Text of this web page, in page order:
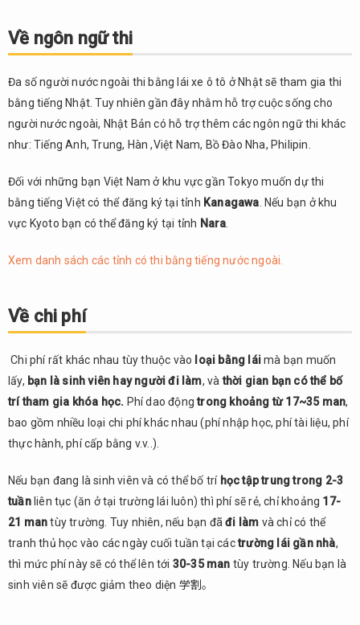
ngữ
2.
Về
chi
phí
Hình
thức
học
phổ
Nhật
Trường
hợp đã
có
lái xe ở
Việt
Tổng
kết
Về ngôn ngữ thi
Đa số người nước ngoài thi bằng lái xe ô tô ở Nhật sẽ tham gia thi
bằng tiếng Nhật. Tuy nhiên gần đây nhằm hỗ trợ cuộc sống cho
người nước ngoài, Nhật Bản có hỗ trợ thêm các ngôn ngữ thi khác
như: Tiếng Anh, Trung, Hàn ,Việt Nam, Bồ Đào Nha, Philipin.
Đối với những bạn Việt Nam ở khu vực gần Tokyo muốn dự thi
bằng tiếng Việt có thể đăng ký tại tỉnh Kanagawa . Nếu bạn ở khu
vực Kyoto bạn có thể đăng ký tại tỉnh Nara
Xem danh sách các tỉnh có thi bằng tiếng nước ngoài.
Về chi phí
Chi phí rất khác nhau tùy thuộc vào loại bằng láimà bạn muốn
lấy, bạn là sinh viên hayngười đi làm, vàthời gian bạn có thể bố
trí tham gia khóa học. Phí dao độngtrong khoảng từ 17~35 man,
bao gồm nhiều loại chi phí khác nhau (phí nhập học, phí tài liệu, phí
thực hành, phí cấp bằng v.v..).
Nếu bạn đang là sinh viên và có thể bố trí học tập trung trong 2-3
tuầnliên tục (ăn ở tại trường lái luôn) thì phí sẽ rẻ, chỉ khoảng 17-
21 mantùy trường. Tuy nhiên, nếu bạn đãđi làm và chỉ có thể
tranh thủ học vào các ngày cuối tuần tại cáctrường lái gần nhà,
thì mức phí này sẽ có thể lên tới 30-35 man tùy trường. Nếu bạn là
sinh viên sẽ được giảm theo diện 学割。